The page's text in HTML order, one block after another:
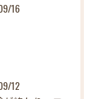
16
12